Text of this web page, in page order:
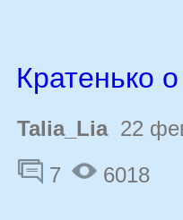
Кратенько
Talia_Lia22
7
6018